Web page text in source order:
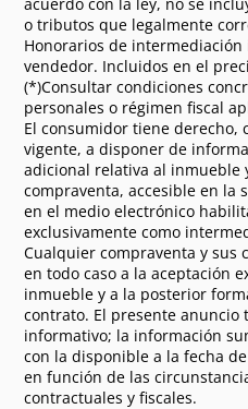
o tributos que legalmente
Honorarios de
vendedor. Incluidos en el
(*)Consultar condiciones
personales o régimen fiscal
El consumidor tiene derecho,
vigente, a disponer de
adicional relativa al inmueble
compraventa, accesible en la
en el medio electrónico
exclusivamente como
Cualquier compraventa y sus
en todo caso a la aceptación
inmueble y a la posterior
contrato. El presente
informativo; la información
con la disponible a la fecha
en función de las
contractuales y fiscales.